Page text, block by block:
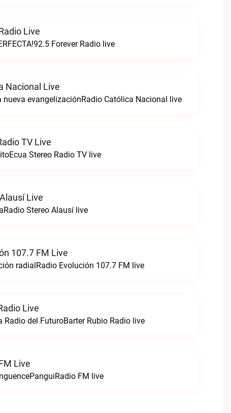
Live
Forever Radio live
Nacional Live
nueva evangelizaciónRadio Católica Nacional live
TV Live
Stereo Radio TV live
Live
Stereo Alausí live
107.7 FM Live
radialRadio Evolución 107.7 FM live
Live
Radio del FuturoBarter Rubio Radio live
Live
FM live